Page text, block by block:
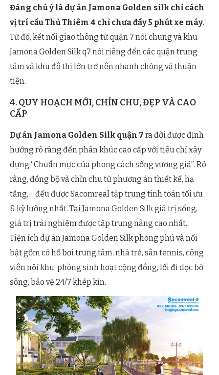
Đáng chú ý là dự án Jamona Golden silk chỉ cách
vị trí cầu Thủ Thiêm 4 chỉ chưa đầy 5 phút xe máy.
Từ đó, kết nối giao thông từ quận 7 nói chung và khu
Jamona Golden Silk q7 nói riêng đến các quận trung
tâm và khu đô thị lớn trở nên nhanh chóng và thuận
tiện.
4. QUY HOẠCH MỚI, CHỈN CHU, ĐẸP VÀ CAO
CẤP
Dự án Jamona Golden Silk quận 7 ra đời được định
hướng rõ ràng đến phân khúc cao cấp với tiêu chí xây
dựng “Chuẩn mực của phong cách sống vương giả”. Rõ
ràng, đồng bộ và chỉn chu từ phương án thiết kế, hạ
tầng,… đều được Sacomreal tập trung tính toán tối ưu
& kỹ lưỡng nhất. Tại Jamona Golden Silk giá trị sống,
giá trị trải nghiệm được tập trung nâng cao nhất.
Tiện ích dự án Jamona Golden Silk phong phú và nổi
bật gồm có hồ bơi trung tâm, nhà trẻ, sân tennis, công
viên nội khu, phòng sinh hoạt cộng đồng, lối đi dọc bờ
sông, bảo vệ 24/7 khép kín.